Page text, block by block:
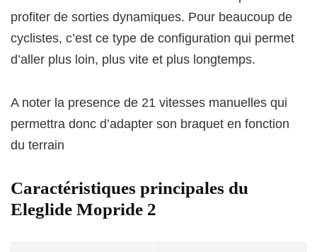
profiter de sorties dynamiques. Pour beaucoup de
cyclistes, c’est ce type de configuration qui permet
d’aller plus loin, plus vite et plus longtemps.
A noter la presence de 21 vitesses manuelles qui
permettra donc d’adapter son braquet en fonction
du terrain
Caractéristiques principales du
Eleglide Mopride 2